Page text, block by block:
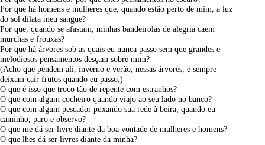
Por que há homens e mulheres que, quando estão perto de mim, a luz
do sol dilata meu sangue?
Por que, quando se afastam, minhas bandeirolas de alegria caem
murchas e frouxas?
Por que há árvores sob as quais eu nunca passo sem que grandes e
melodiosos pensamentos desçam sobre mim?
(Acho que pendem ali, inverno e verão, nessas árvores, e sempre
deixam cair frutos quando eu passo;)
O que é isso que troco tão de repente com estranhos?
O que com algum cocheiro quando viajo ao seu lado no banco?
O que com algum pescador puxando sua rede à beira, quando eu
caminho, paro e observo?
O que me dá ser livre diante da boa vontade de mulheres e homens?
O que lhes dá ser livres diante da minha?